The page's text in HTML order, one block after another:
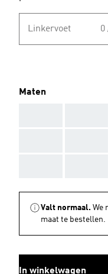
Linkervoet 0
Maten
Valt normaal. We
maat te bestellen.
In winkelwagen